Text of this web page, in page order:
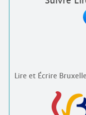
Lire et Écrire